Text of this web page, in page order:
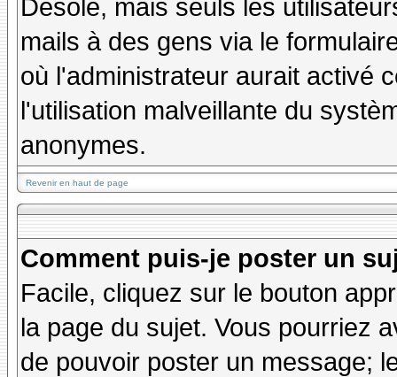
Désolé, mais seuls les
mails à des gens via le
où l'administrateur aurait activé
l'utilisation malveillante du
anonymes.
Revenir en haut de page
Comment puis-je poster un
Facile, cliquez sur le bouton
la page du sujet. Vous pourriez
de pouvoir poster un message;